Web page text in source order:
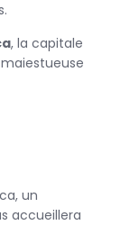
, la capitale
de modernité et
monumentaux
Fès,
un
accueillera